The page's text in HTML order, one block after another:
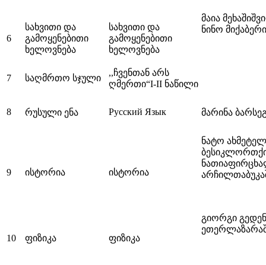
6
სახვითი და
გამოყენებითი
ხელოვნება
სახვითი და
გამოყენებითი
ხელოვნება
მაია
ნინო
7 საღმრთო სჯული
,,ჩვენთან არს
ღმერთი“I-II ნაწილი
8 რუსული ენა Русский Язык მარინა
9 ისტორია ისტორია
ნატო
10 ფიზიკა ფიზიკა
გიორგი